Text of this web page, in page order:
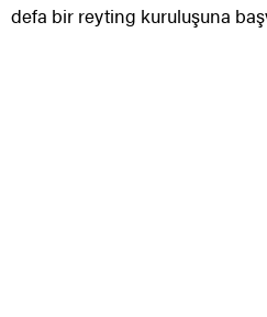
defa bir reyting kuruluşuna